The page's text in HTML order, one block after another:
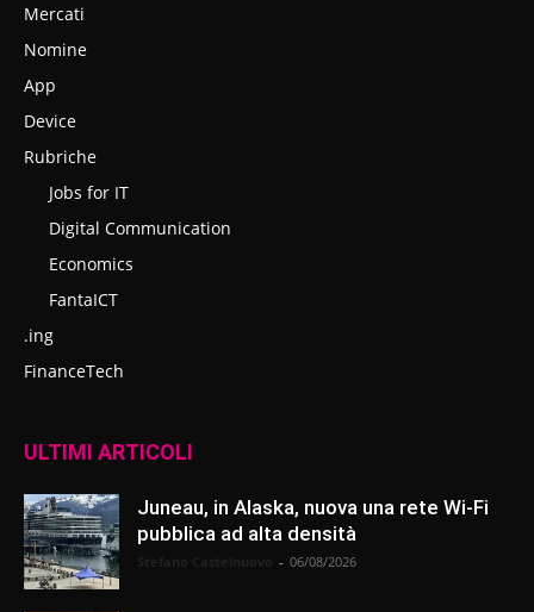
Mercati
Nomine
App
Device
Rubriche
Jobs for IT
Digital Communication
Economics
FantaICT
.ing
FinanceTech
ULTIMI ARTICOLI
Juneau, in Alaska, nuova una rete Wi-Fi
pubblica ad alta densità
- 06/08/2026